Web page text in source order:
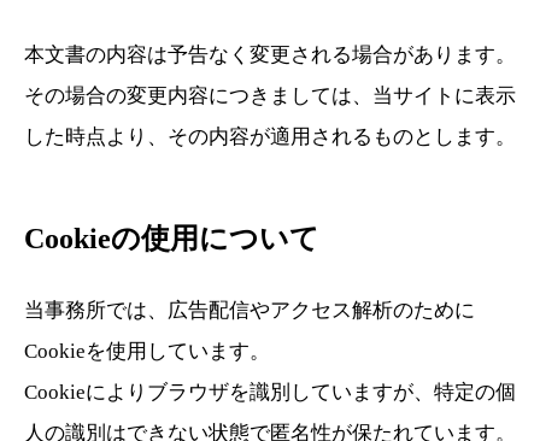
本文書の内容は予告なく変更される場合があります。
その場合の変更内容につきましては、当サイトに表示
した時点より、その内容が適用されるものとします。
Cookieの使用について
当事務所では、広告配信やアクセス解析のために
Cookieを使用しています。
Cookieによりブラウザを識別していますが、特定の個
人の識別はできない状態で匿名性が保たれています。